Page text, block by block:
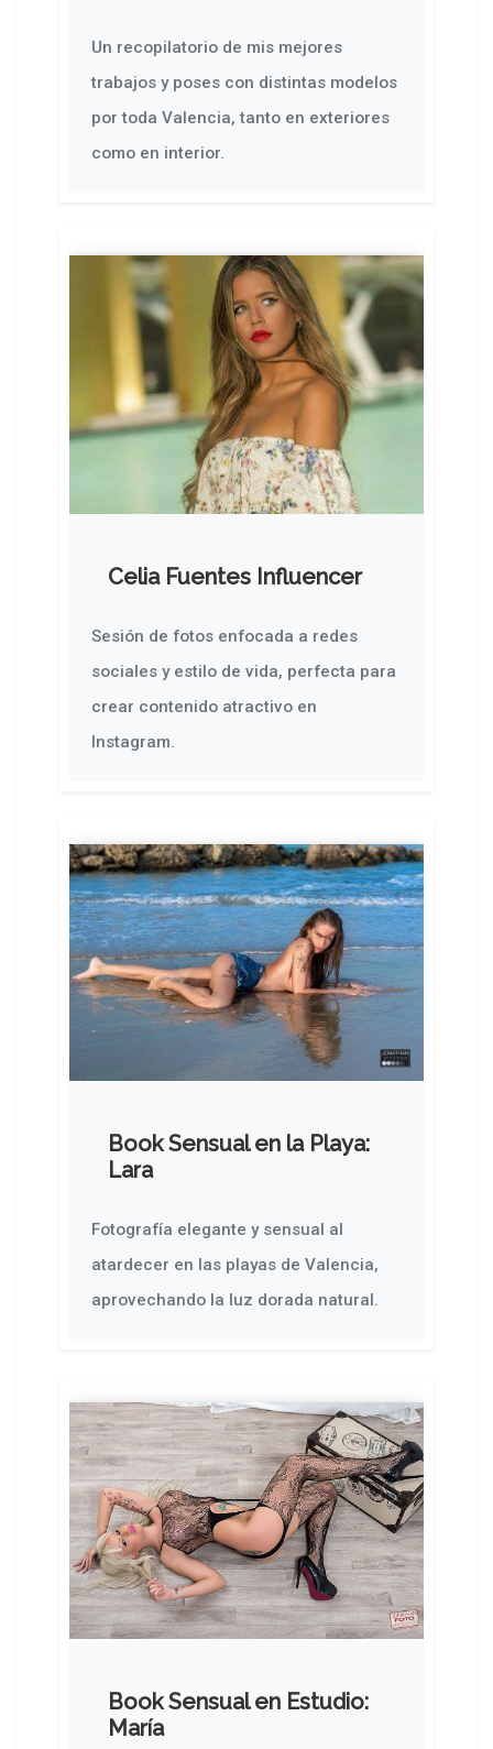
Un recopilatorio de mis mejores
trabajos y poses con distintas modelos
por toda Valencia, tanto en exteriores
como en interior.
Celia Fuentes Influencer
Sesión de fotos enfocada a redes
sociales y estilo de vida, perfecta para
crear contenido atractivo en
Instagram.
Book Sensual en la Playa:
Lara
Fotografía elegante y sensual al
atardecer en las playas de Valencia,
aprovechando la luz dorada natural.
Book Sensual en Estudio:
María